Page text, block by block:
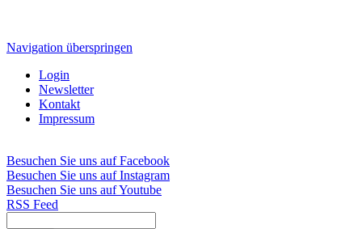
Navigation überspringen
Login
Newsletter
Kontakt
Impressum
Besuchen Sie uns auf Facebook
Besuchen Sie uns auf Instagram
Besuchen Sie uns auf Youtube
RSS Feed